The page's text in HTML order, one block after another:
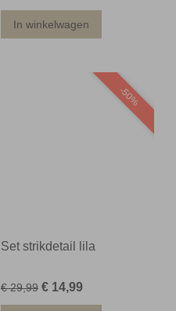
In winkelwagen
-50%
Set strikdetail lila
€ 29,99 € 14,99